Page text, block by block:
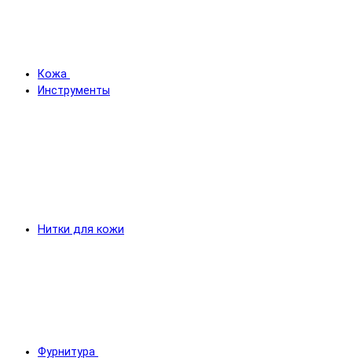
Кожа
Инструменты
Нитки для кожи
Фурнитура